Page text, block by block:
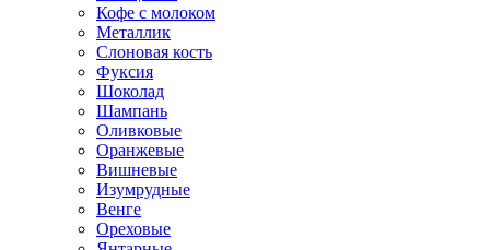
Кофе с молоком
Металлик
Слоновая кость
Фуксия
Шоколад
Шампань
Оливковые
Оранжевые
Вишневые
Изумрудные
Венге
Ореховые